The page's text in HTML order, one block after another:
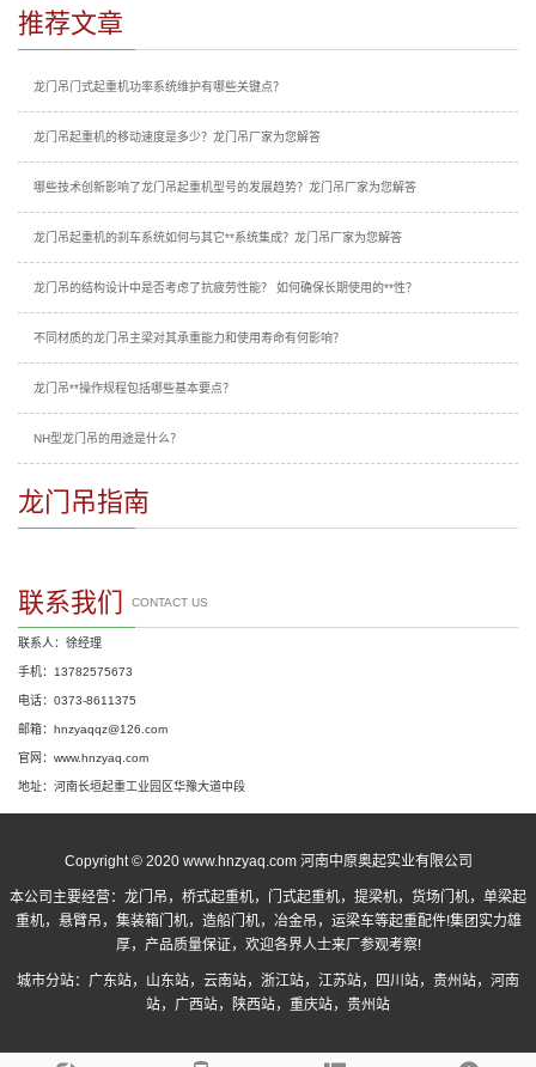
推荐文章
龙门吊门式起重机功率系统维护有哪些关键点？
龙门吊起重机的移动速度是多少？龙门吊厂家为您解答
哪些技术创新影响了龙门吊起重机型号的发展趋势？龙门吊厂家为您解答
龙门吊起重机的刹车系统如何与其它**系统集成？龙门吊厂家为您解答
龙门吊的结构设计中是否考虑了抗疲劳性能？ 如何确保长期使用的**性？
不同材质的龙门吊主梁对其承重能力和使用寿命有何影响？
龙门吊**操作规程包括哪些基本要点？
NH型龙门吊的用途是什么？
龙门吊指南
联系我们 CONTACT US
联系人：徐经理
手机：13782575673
电话：0373-8611375
邮箱：hnzyaqqz@126.com
官网：www.hnzyaq.com
地址：河南长垣起重工业园区华豫大道中段
Copyright © 2020 www.hnzyaq.com 河南中原奥起实业有限公司
本公司主要经营： 龙门吊 ， 桥式起重机， 门式起重机，提梁机，货场门机，单梁起
重机，悬臂吊，集装箱门机，造船门机，冶金吊，运梁车等起重配件!集团实力雄
厚，产品质量保证，欢迎各界人士来厂参观考察!
城市分站： 广东站， 山东站， 云南站， 浙江站， 江苏站， 四川站， 贵州站， 河南
站， 广西站， 陕西站， 重庆站， 贵州站